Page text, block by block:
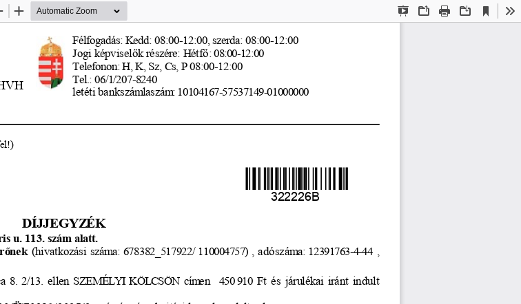
Presentation
OpenPrint Download
Current
View
Zoom
Zoom
Félfogadás: Kedd: 08:00-12:00, szerda: 08:00-12:00
Jogi képviselők részére: Hétfő: 08:00-12:00
Telefonon: H, K, Sz, Cs, P 08:00-12:00
Tel.: 06/1/207-8240
letéti bankszámlaszám: 10104167-57537149-01000000
322226B
DÍJJEGYZÉK
u. 113. szám alatt.
őnek (hivatkozási száma: 678382_517922/ 110004757) ,  adószáma: 12391763-4-44
8. 2/13. ellen SZEMÉLYI  KÖLCSÖN címen
   450 910
Ft és járulékai iránt indult